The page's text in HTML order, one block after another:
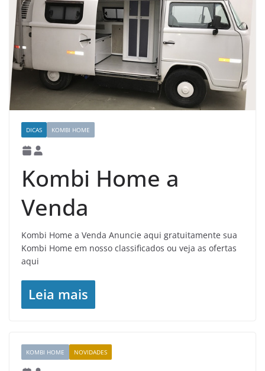
DICAS KOMBI HOME
Kombi Home a
Venda
Kombi Home a Venda Anuncie aqui gratuitamente sua
Kombi Home em nosso classificados ou veja as ofertas
aqui
Leia mais
KOMBI HOME NOVIDADES